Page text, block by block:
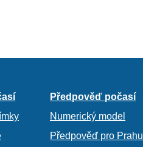
Předpověď počasí
Numerický model
Předpověď pro Prahu